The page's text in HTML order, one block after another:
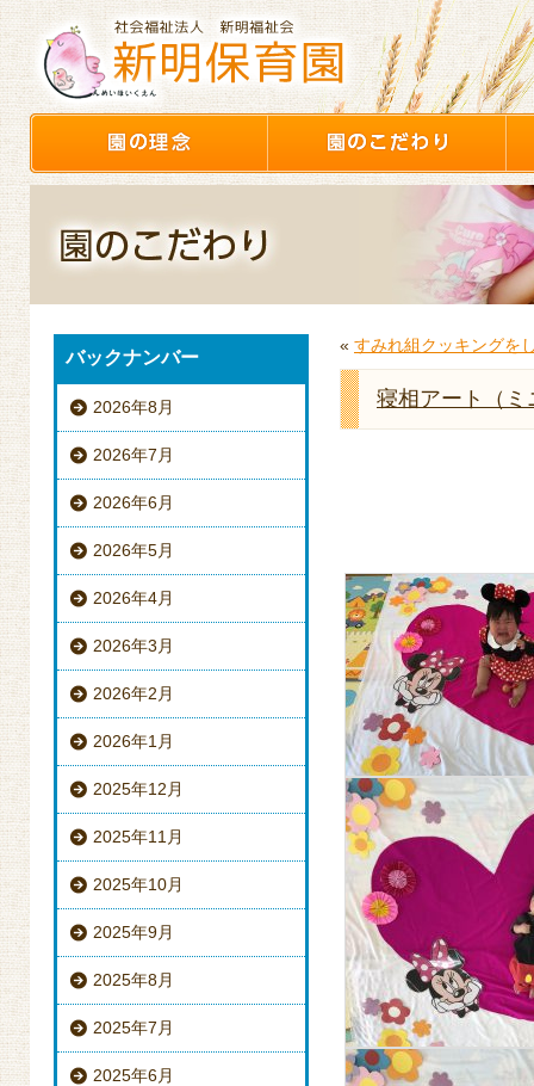
バックナンバー
2026年8月
2026年7月
2026年6月
2026年5月
2026年4月
2026年3月
2026年2月
2026年1月
2025年12月
2025年11月
2025年10月
2025年9月
2025年8月
2025年7月
2025年6月
« すみれ組クッキングを
寝相アート（